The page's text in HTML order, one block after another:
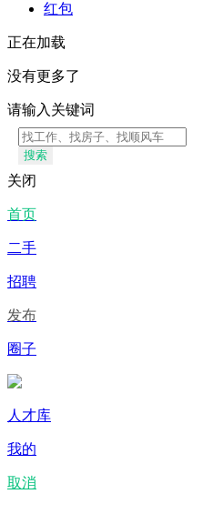
红包
正在加载
没有更多了
请输入关键词
搜索
关闭
首页
二手
招聘
发布
圈子
人才库
我的
取消